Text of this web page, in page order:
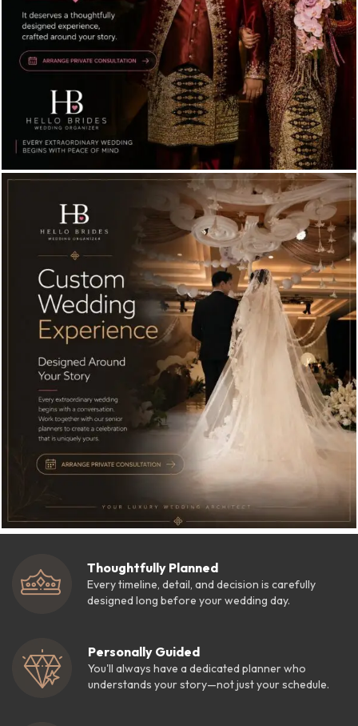
Thoughtfully Planned
Every timeline, detail, and decision is carefully
designed long before your wedding day.
Personally Guided
You'll always have a dedicated planner who
understands your story—not just your schedule.